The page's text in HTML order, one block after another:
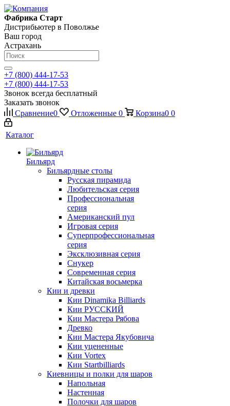
Фабрика Старт
Дистрибьютер в Поволжье
Ваш город
Астрахань
+7 (800) 444-17-53
+7 (800) 444-17-53
Звонок всегда бесплатный
Заказать звонок
Сравнение0 Отложенные 0 Корзина0 0
Каталог
Бильярд
Бильярдные столы
Русская пирамида
Любительская серия
Профессиональная
серия
Американский пул
Игровая серия
Суперпрофессиональная
серия
Эксклюзивная серия
Снукер
Современная серия
Китайская восьмерка
Кии и древки
Кии Dinamika Billiards
Кии РУССКИЙ
Кии Мастера Рябова
Древко
Кии Мастера Якубовича
Кии уцененные
Кии Vortex
Кии Startbilliards
Киевницы и полки для шаров
Напольная
Настенная
Полочки для шаров